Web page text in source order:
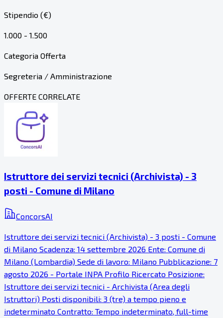
Stipendio (€)
1.000 - 1.500
Categoria Offerta
Segreteria / Amministrazione
OFFERTE CORRELATE
Istruttore dei servizi tecnici (Archivista) - 3
posti - Comune di Milano
ConcorsAI
Istruttore dei servizi tecnici (Archivista) - 3 posti - Comune
di Milano Scadenza: 14 settembre 2026 Ente: Comune di
Milano (Lombardia) Sede di lavoro: Milano Pubblicazione: 7
agosto 2026 - Portale INPA Profilo Ricercato Posizione:
Istruttore dei servizi tecnici - Archivista (Area degli
Istruttori) Posti disponibili: 3 (tre) a tempo pieno e
indeterminato Contratto: Tempo indeterminato, full-time